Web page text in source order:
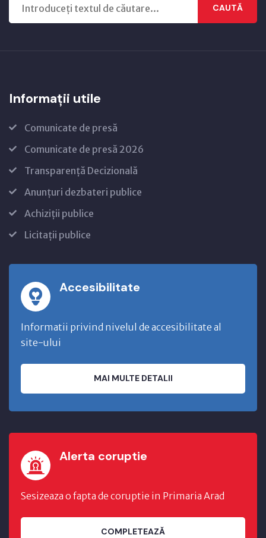
CAUTĂ
Informații utile
Comunicate de presă
Comunicate de presă 2026
Transparență Decizională
Anunțuri dezbateri publice
Achiziții publice
Licitații publice
Accesibilitate
Informatii privind nivelul de accesibilitate al
site-ului
MAI MULTE DETALII
Alerta coruptie
Sesizeaza o fapta de coruptie in Primaria Arad
COMPLETEAZĂ